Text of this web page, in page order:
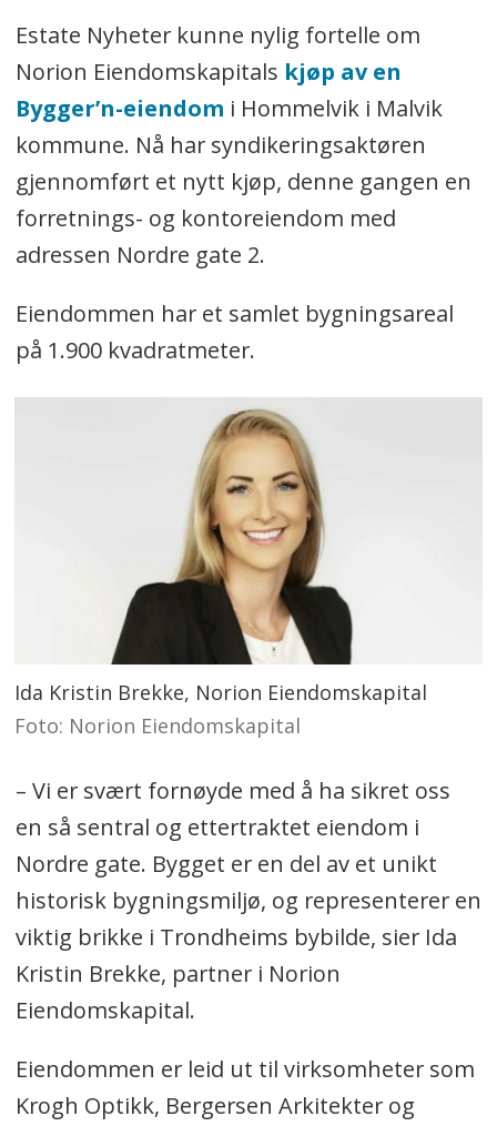
Estate Nyheter kunne nylig fortelle om
Norion Eiendomskapitals kjøp av en
Bygger’n-eiendom i Hommelvik i Malvik
kommune. Nå har syndikeringsaktøren
gjennomført et nytt kjøp, denne gangen en
forretnings- og kontoreiendom med
adressen Nordre gate 2.
Eiendommen har et samlet bygningsareal
på 1.900 kvadratmeter.
Ida Kristin Brekke, Norion Eiendomskapital
Foto: Norion Eiendomskapital
– Vi er svært fornøyde med å ha sikret oss
en så sentral og ettertraktet eiendom i
Nordre gate. Bygget er en del av et unikt
historisk bygningsmiljø, og representerer en
viktig brikke i Trondheims bybilde, sier Ida
Kristin Brekke, partner i Norion
Eiendomskapital.
Eiendommen er leid ut til virksomheter som
Krogh Optikk, Bergersen Arkitekter og